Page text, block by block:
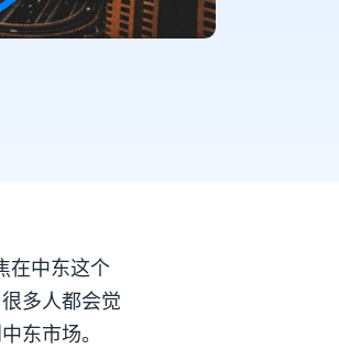
在中东这个
多人都会觉
东市场。